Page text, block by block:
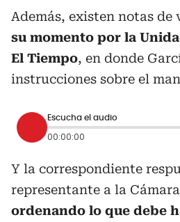
Además, existen notas de
su momento por la
El Tiempo, en donde
instrucciones sobre el
Escucha el audio
00:00:00
Y la correspondiente
representante a la
ordenando lo que debe